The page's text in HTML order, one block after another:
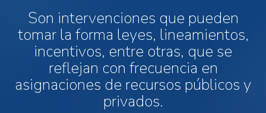
Son intervenciones que pueden
tomar la forma leyes, lineamientos,
incentivos, entre otras, que se
reflejan con frecuencia en
asignaciones de recursos públicos y
privados.